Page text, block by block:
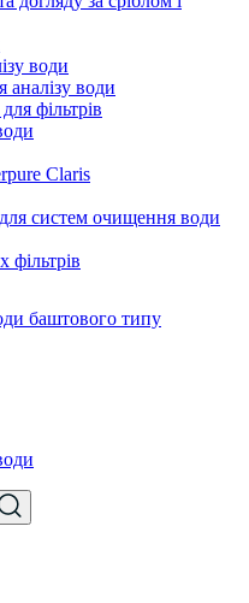
води
води
фільтрів
Claris
систем очищення води
фільтрів
баштового типу